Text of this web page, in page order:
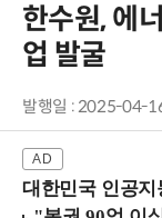
한수원, 에
업 발굴
발행일 : 2025-04-
대한민국 인공지능과